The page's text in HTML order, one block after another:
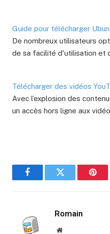
Guide pour télécharger
De nombreux utilisateurs
de sa facilité d'utilisation et
Télécharger des vidéos
Avec l’explosion des
un accès hors ligne aux
FacebookTwitter
Romain
Site